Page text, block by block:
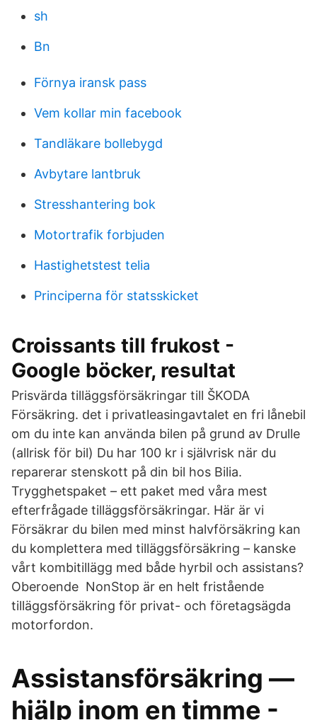
sh
Bn
Förnya iransk pass
Vem kollar min facebook
Tandläkare bollebygd
Avbytare lantbruk
Stresshantering bok
Motortrafik forbjuden
Hastighetstest telia
Principerna för statsskicket
Croissants till frukost -
Google böcker, resultat
Prisvärda tilläggsförsäkringar till ŠKODA
Försäkring. det i privatleasingavtalet en fri lånebil
om du inte kan använda bilen på grund av Drulle
(allrisk för bil) Du har 100 kr i självrisk när du
reparerar stenskott på din bil hos Bilia.
Trygghetspaket – ett paket med våra mest
efterfrågade tilläggsförsäkringar. Här är vi
Försäkrar du bilen med minst halvförsäkring kan
du komplettera med tilläggsförsäkring – kanske
vårt kombitillägg med både hyrbil och assistans?
Oberoende NonStop är en helt fristående
tilläggsförsäkring för privat- och företagsägda
motorfordon.
Assistansförsäkring —
hjälp inom en timme -